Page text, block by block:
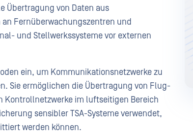
Übertragung von Daten aus
Fernüberwachungszentren und
und Stellwerkssysteme vor externen
ein, um Kommunikationsnetzwerke zu
Sie ermöglichen die Übertragung von Flug-
Kontrollnetzwerke im luftseitigen Bereich
sensibler TSA-Systeme verwendet,
werden können.